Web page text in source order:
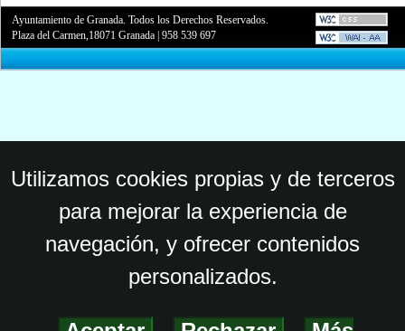
Ayuntamiento de Granada. Todos los Derechos Reservados.
Plaza del Carmen,18071 Granada |958 539 697
Utilizamos cookies propias y de terceros
para mejorar la experiencia de
navegación, y ofrecer contenidos
personalizados.